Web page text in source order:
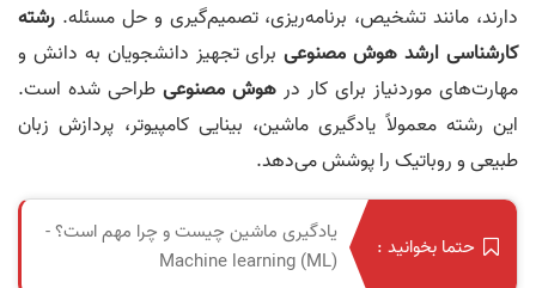
دارند، مانند تشخیص، برنامه‌ریزی، تصمیم‌گیری و حل مسئله. رشته
کارشناسی ارشد هوش مصنوعیبرای تجهیز دانشجویان به دانش و
مهارت‌های موردنیاز برای کار در هوش مصنوعی طراحی شده است.
این رشته معمولاً یادگیری ماشین، بینایی کامپیوتر، پردازش زبان
طبیعی و روباتیک را پوشش می‌دهد.
حتما بخوانید :
یادگیری ماشین چیست و چرا مهم است؟ -
Machine learning (ML)